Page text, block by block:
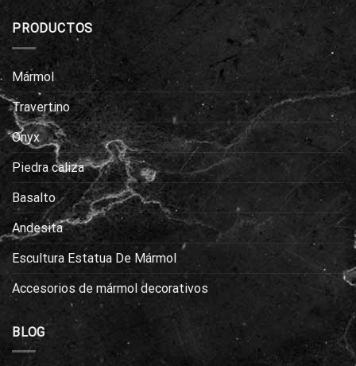
PRODUCTOS
Mármol
Travertino
Onyx
Piedra caliza
Basalto
Andesita
Escultura Estatua De Mármol
Accesorios de mármol decorativos
BLOG